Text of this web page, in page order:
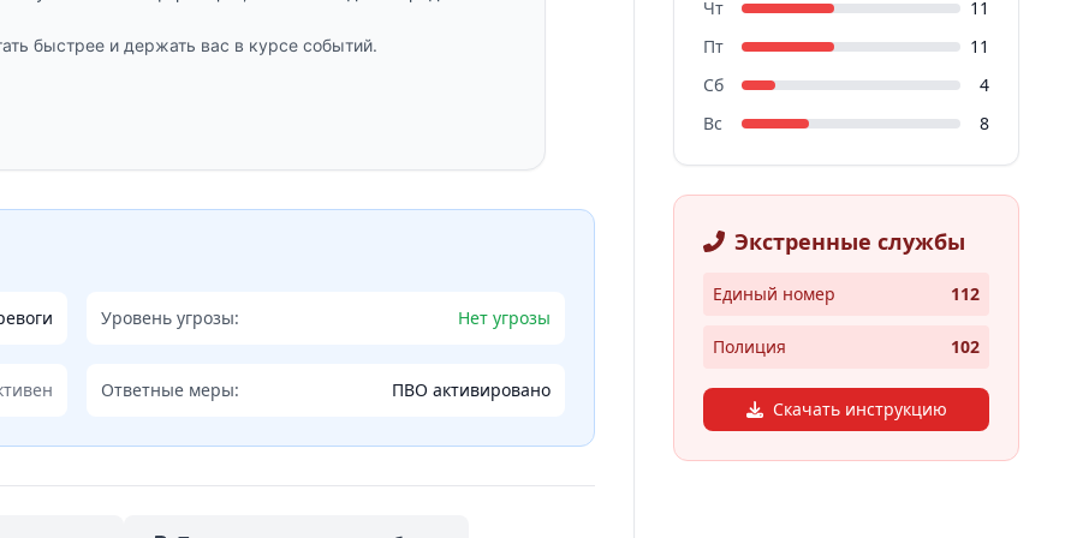
быстрее и держать вас в курсе событий.
Уровень угрозы: Нет угрозы
Ответные меры: ПВО активировано
Чт
11
Пт
11
Сб
4
Вс
8
Экстренные службы
Единый номер 112
Полиция 102
Скачать инструкцию